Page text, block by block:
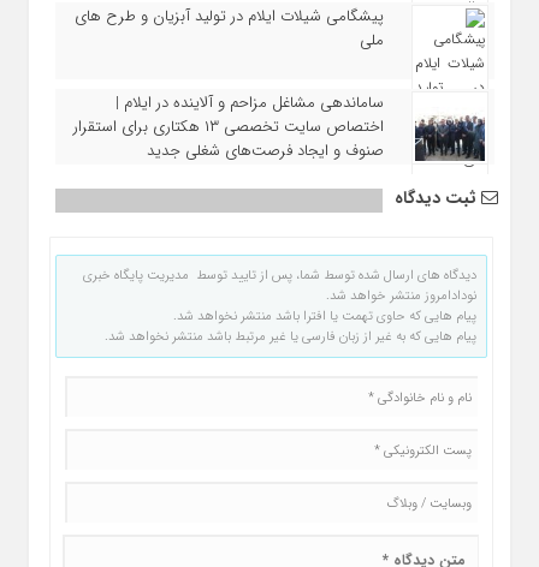
پیشگامی شیلات ایلام در تولید آبزیان و طرح‌ های
ملی
ساماندهی مشاغل مزاحم و آلاینده در ایلام |
اختصاص سایت تخصصی ۱۳ هکتاری برای استقرار
صنوف و ایجاد فرصت‌های شغلی جدید
ثبت دیدگاه
دیدگاه های ارسال شده توسط شما، پس از تایید توسط مدیریت پایگاه خبری
نودادامروز منتشر خواهد شد.
پیام هایی که حاوی تهمت یا افترا باشد منتشر نخواهد شد.
پیام هایی که به غیر از زبان فارسی یا غیر مرتبط باشد منتشر نخواهد شد.